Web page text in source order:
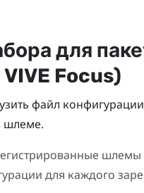
для
VIVE Focus)
файл
шлеме.
шлемы
для каждого